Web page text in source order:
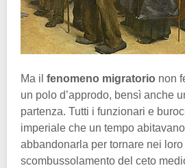
Ma il fenomeno migratorio non
un polo d’approdo, bensì anche
partenza. Tutti i funzionari e
imperiale che un tempo
abbandonarla per tornare nei
scombussolamento del ceto